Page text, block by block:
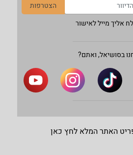
הצטרפות
אליך מייל לאישור
בסושיאל, ואתם?
האתר המלא לחץ כאן